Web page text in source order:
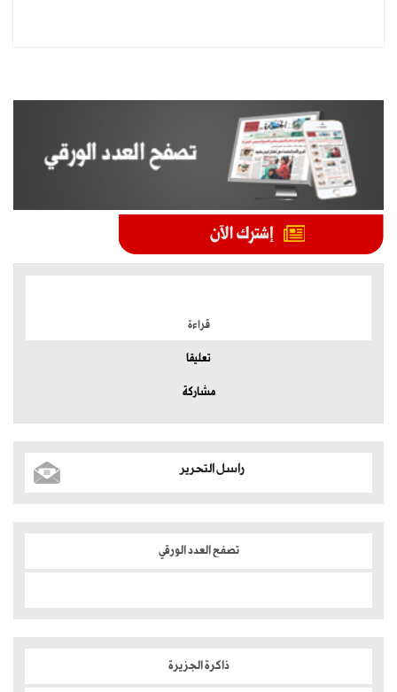
قراءة
تعليقا
مشاركة
راسل التحرير
تصفح العدد الورقي
ذاكرة الجزيرة